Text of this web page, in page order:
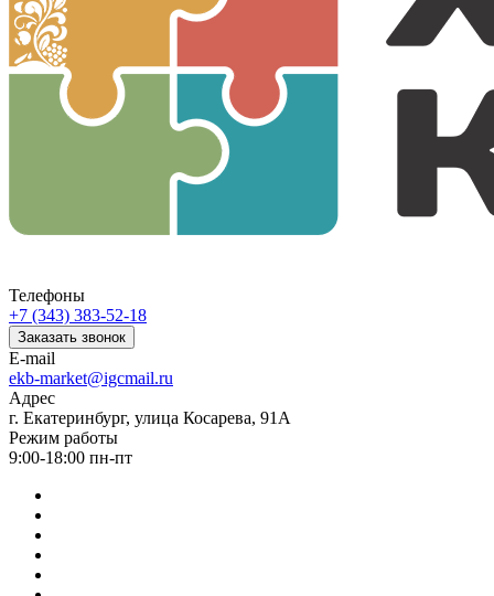
Телефоны
+7 (343) 383-52-18
Заказать звонок
E-mail
ekb-market@igcmail.ru
Адрес
г. Екатеринбург, улица Косарева, 91А
Режим работы
9:00-18:00 пн-пт